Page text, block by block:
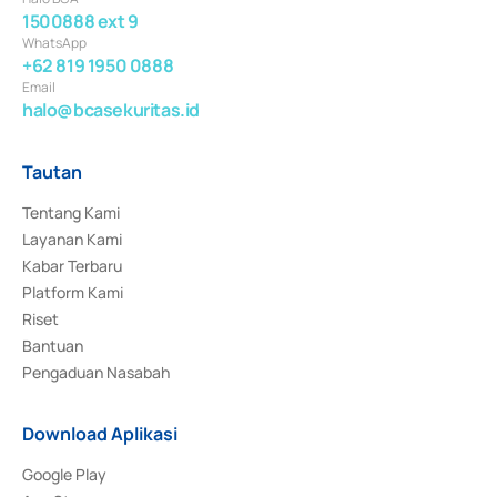
1500888 ext 9
WhatsApp
+62 819 1950 0888
Email
halo@bcasekuritas.id
Tautan
Tentang Kami
Layanan Kami
Kabar Terbaru
Platform Kami
Riset
Bantuan
Pengaduan Nasabah
Download Aplikasi
Google Play